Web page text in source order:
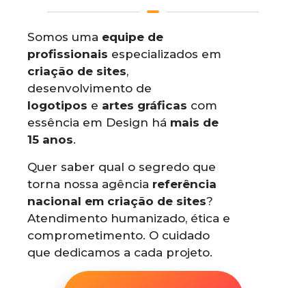
Somos uma equipe de
profissionais especializados em
criação de sites,
desenvolvimento de
logotipos e artes gráficas com
essência em Design há mais de
15 anos.
Quer saber qual o segredo que
torna nossa agência referência
nacional em criação de sites?
Atendimento humanizado, ética e
comprometimento. O cuidado
que dedicamos a cada projeto.